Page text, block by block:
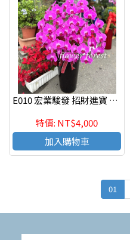
E010 宏業駿發 招財進寶 蘭花組合盆栽 喬遷之喜 榮陞誌喜盆栽
特價: NT$4,000
加入購物車
01